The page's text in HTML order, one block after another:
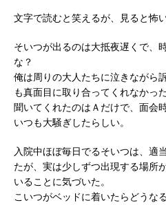
文字で読むと笑えるが、見ると怖い
そいつが出るのは大抵夜遅くで、
な？
俺は周りの大人たちに泣きながら
も真面目に取り合ってくれなかった
聞いてくれたのはＡだけで、面会
いつも大騒ぎしたらしい。
入院中ほぼ毎日でるそいつは、適
たが、実は少しずつ出現する場所
いることに気づいた。
こいつがベッドに着いたらどうな